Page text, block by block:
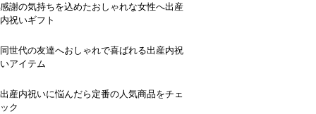
感謝の気持ちを込めたおしゃれな女性へ出産
内祝いギフト
同世代の友達へおしゃれで喜ばれる出産内祝
いアイテム
出産内祝いに悩んだら定番の人気商品をチェ
ック